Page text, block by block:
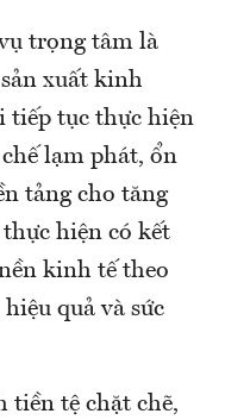
trọng tâm là
xuất kinh
tiếp tục thực hiện
lạm phát, ổn
tảng cho tăng
hiện có kết
kinh tế theo
quả và sức
tiền tệ chặt chẽ,